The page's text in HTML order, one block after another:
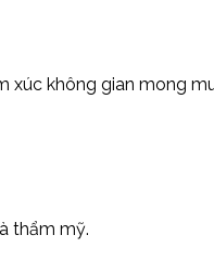
xúc không gian mong
thẩm mỹ.